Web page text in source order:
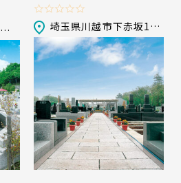
東京都町田市小野路町湯船2356-2
管理棟
駐車場
埼玉県川越市下赤坂1835-1